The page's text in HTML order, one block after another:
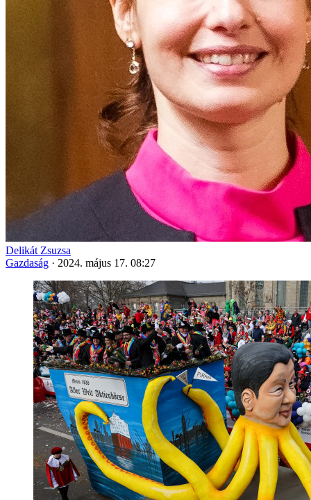
Delikát Zsuzsa
Gazdaság · 2024. május 17. 08:27